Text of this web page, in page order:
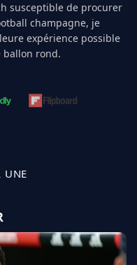
susceptible de procurer
champagne, je
expérience possible
ballon rond.
UNE